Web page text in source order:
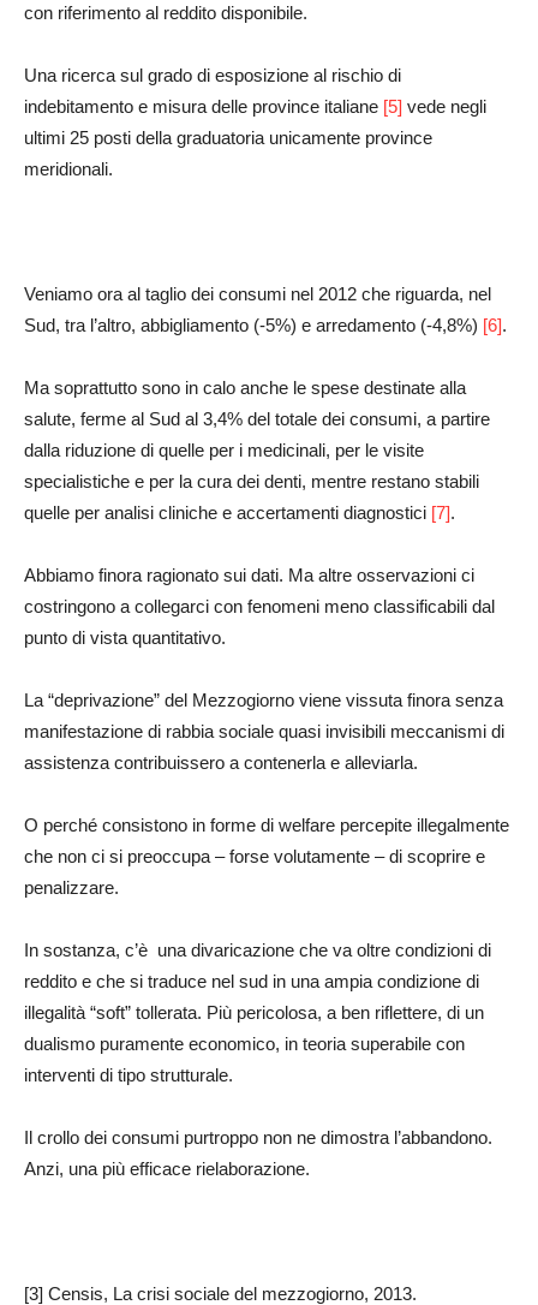
con riferimento al reddito disponibile.
Una ricerca sul grado di esposizione al rischio di
indebitamento e misura delle province italiane [5] vede negli
ultimi 25 posti della graduatoria unicamente province
meridionali.
Veniamo ora al taglio dei consumi nel 2012 che riguarda, nel
Sud, tra l’altro, abbigliamento (-5%) e arredamento (-4,8%) [6].
Ma soprattutto sono in calo anche le spese destinate alla
salute, ferme al Sud al 3,4% del totale dei consumi, a partire
dalla riduzione di quelle per i medicinali, per le visite
specialistiche e per la cura dei denti, mentre restano stabili
quelle per analisi cliniche e accertamenti diagnostici [7].
Abbiamo finora ragionato sui dati. Ma altre osservazioni ci
costringono a collegarci con fenomeni meno classificabili dal
punto di vista quantitativo.
La “deprivazione” del Mezzogiorno viene vissuta finora senza
manifestazione di rabbia sociale quasi invisibili meccanismi di
assistenza contribuissero a contenerla e alleviarla.
O perché consistono in forme di welfare percepite illegalmente
che non ci si preoccupa – forse volutamente – di scoprire e
penalizzare.
In sostanza, c’è una divaricazione che va oltre condizioni di
reddito e che si traduce nel sud in una ampia condizione di
illegalità “soft” tollerata. Più pericolosa, a ben riflettere, di un
dualismo puramente economico, in teoria superabile con
interventi di tipo strutturale.
Il crollo dei consumi purtroppo non ne dimostra l’abbandono.
Anzi, una più efficace rielaborazione.
[3] Censis, La crisi sociale del mezzogiorno, 2013.